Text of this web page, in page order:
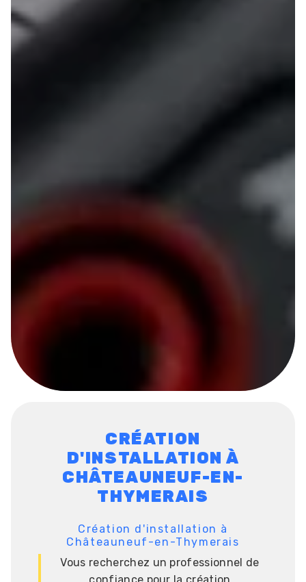
CRÉATION
D'INSTALLATION À
CHÂTEAUNEUF-EN-
THYMERAIS
Création d'installation à
Châteauneuf-en-Thymerais
Vous recherchez un professionnel de